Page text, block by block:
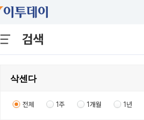
검색
전체 1주 1개월 1년